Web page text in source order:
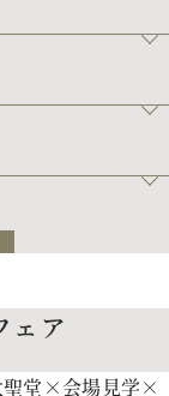
ェア
聖堂×会場見学×